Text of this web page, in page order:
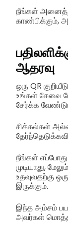
நீங்கள்
காண்பிக்கும்,
ஆதரவு
ஒரு QR
உங்கள் சேவை
சேர்க்க
சிக்கல்கள்
நீங்கள்
முடியாது,
உதவுவதற்கு
இருக்கும்.
இந்த அம்சம்
அவர்கள் மொத்த